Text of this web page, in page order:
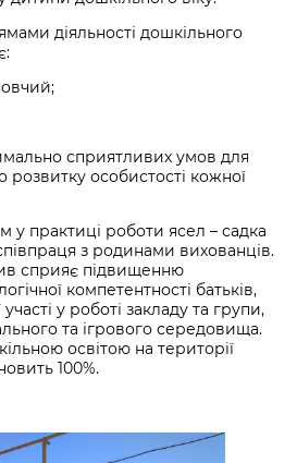
діяльності дошкільного
сприятливих умов для
розвитку особистості кожної
у практиці роботи ясел – садка
з родинами вихованців.
сприяє підвищенню
компетентності батьків,
у роботі закладу та групи,
та ігрового середовища.
освітою на території
100%.